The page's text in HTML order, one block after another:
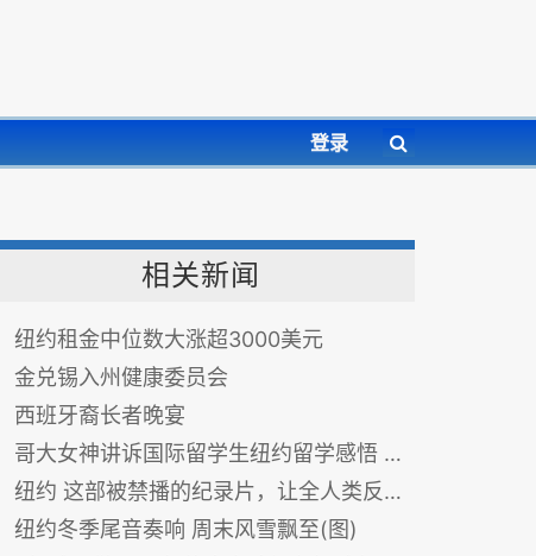
登录
相关新闻
纽约租金中位数大涨超3000美元
金兑锡入州健康委员会
西班牙裔长者晚宴
哥大女神讲诉国际留学生纽约留学感悟 超感人毕业短片 留学必看
纽约 这部被禁播的纪录片，让全人类反思。
纽约冬季尾音奏响 周末风雪飘至(图)